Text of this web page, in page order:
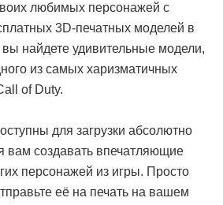
любимых персонажей с
3D-печатных моделей в
найдете удивительные модели,
из самых харизматичных
of Duty.
для загрузки абсолютно
вам создавать впечатляющие
персонажей из игры. Просто
её на печать на вашем